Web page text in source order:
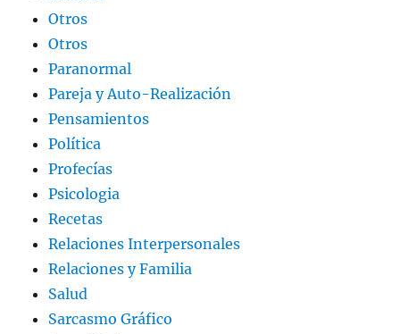
Otros
Otros
Paranormal
Pareja y Auto-Realización
Pensamientos
Política
Profecías
Psicologia
Recetas
Relaciones Interpersonales
Relaciones y Familia
Salud
Sarcasmo Gráfico